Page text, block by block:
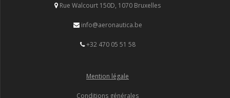
Rue Walcourt 150D, 1070 Bruxelles
info@aeronautica.be
+32 470 05 51 58
Mention légale
Conditions générales